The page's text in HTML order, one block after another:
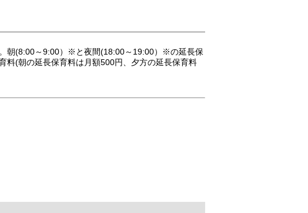
朝(8:00～9:00）※と夜間(18:00～19:00）※の延長保
料(朝の延長保育料は月額500円、夕方の延長保育料